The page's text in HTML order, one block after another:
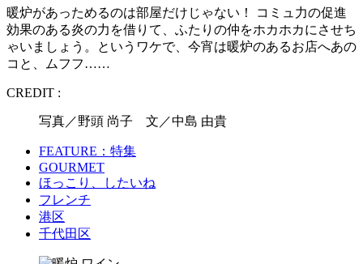
暖炉があっためるのは部屋だけじゃない！ コミュ力の促進
効果のある炎の力を借りて、ふたりの仲をホカホカにさせち
ゃいましょう。というワケで、今宵は暖炉のあるお店へあの
コと、ムフフ……
CREDIT :
写真／野頭 尚子 文／中島 由貴
FEATURE：特集
GOURMET
ほっこり、したいね
フレンチ
港区
千代田区